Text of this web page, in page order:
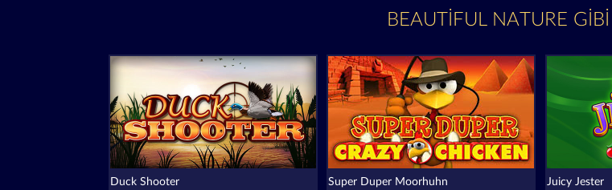
BEAUTIFUL NATURE
Duck Shooter Super Duper Moorhuhn Juicy Jester